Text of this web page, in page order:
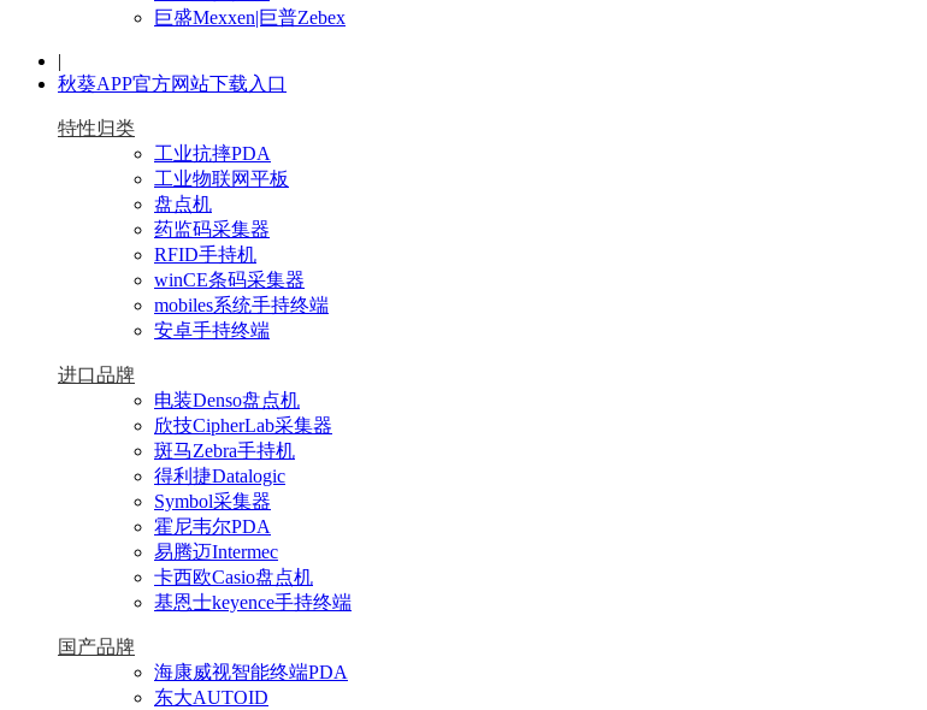
巨盛Mexxen|巨普Zebex
|
秋葵APP官方网站下载入口
特性归类
工业抗摔PDA
工业物联网平板
盘点机
药监码采集器
RFID手持机
winCE条码采集器
mobiles系统手持终端
安卓手持终端
进口品牌
电装Denso盘点机
欣技CipherLab采集器
斑马Zebra手持机
得利捷Datalogic
Symbol采集器
霍尼韦尔PDA
易腾迈Intermec
卡西欧Casio盘点机
基恩士keyence手持终端
国产品牌
海康威视智能终端PDA
东大AUTOID